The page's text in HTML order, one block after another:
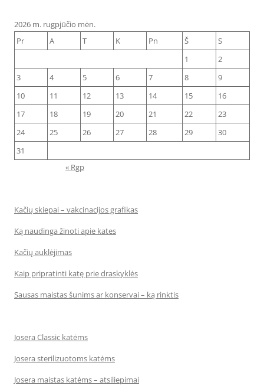
2026 m. rugpjūčio mėn.
Pr
A T K Pn Š
S
1
2
3
4 5 6 7 8
9
10
11 12 13 14 15
16
17
18 19 20 21 22
23
24
25 26 27 28 29
30
31
« Rgp
Kačių skiepai – vakcinacijos grafikas
Ką naudinga žinoti apie kates
Kačių auklėjimas
Kaip pripratinti katę prie draskyklės
Sausas maistas šunims ar konservai – ką rinktis
Josera Classic katėms
Josera sterilizuotoms katėms
Josera maistas katėms – atsiliepimai